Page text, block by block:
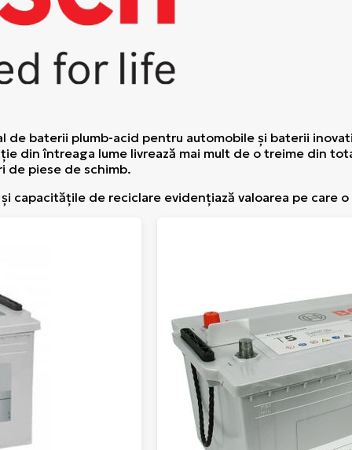
de baterii plumb-acid pentru automobile şi baterii
din întreaga lume livrează mai mult de o treime din
de piese de schimb.
capacităţile de reciclare evidenţiază valoarea pe care